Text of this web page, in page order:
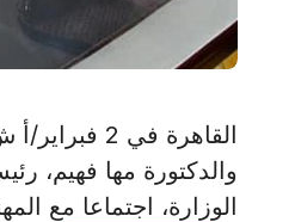
القاهرة
والدكتورة مها فهيم،
الوزارة، اجتماعا مع